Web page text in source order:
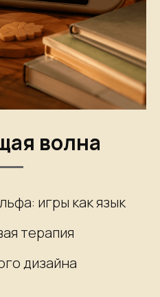
волна
игры как язык
терапия
дизайна